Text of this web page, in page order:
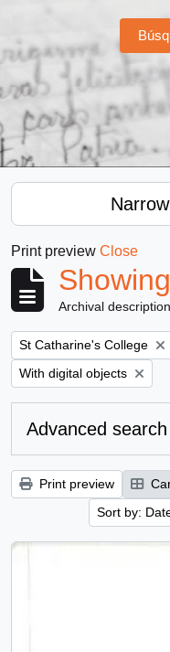
Print preview Close
Archival description
Remove filter:
St Catharine's College
Remove filter:
With digital objects
Advanced
Print preview
Sort by: